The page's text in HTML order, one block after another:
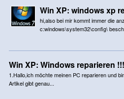
Win XP: windows xp
hi,also bei mir kommt immer die
c:windows\system32\config\
Win XP: Windows reparieren
1.Hallo,ich möchte meinen PC reparieren und
Artikel gibt genau...